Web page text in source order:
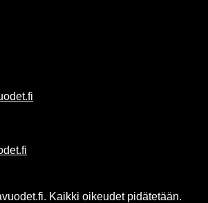
Kaikki oikeudet pidätetään.